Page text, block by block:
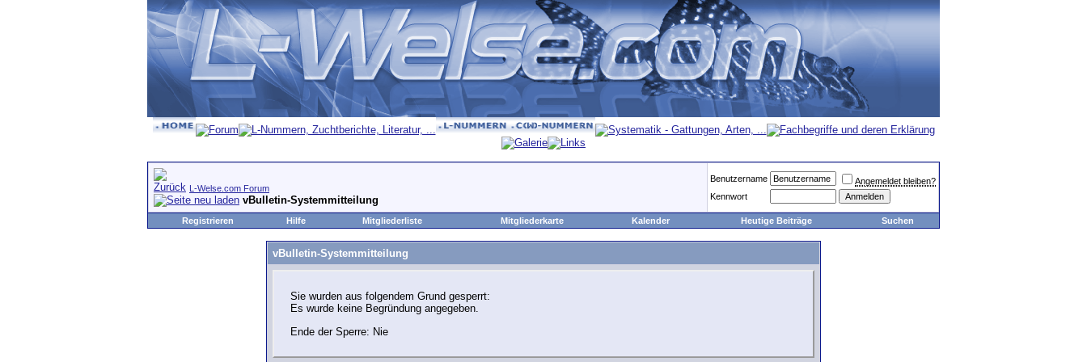
L-Welse.com Forum
vBulletin-Systemmitteilung
Benutzername
Angemeldet bleiben?
Kennwort
Registrieren Hilfe Mitgliederliste Mitgliederkarte Kalender Heutige Beiträge Suchen
vBulletin-Systemmitteilung
Sie wurden aus folgendem Grund gesperrt:
Es wurde keine Begründung angegeben.
Ende der Sperre: Nie